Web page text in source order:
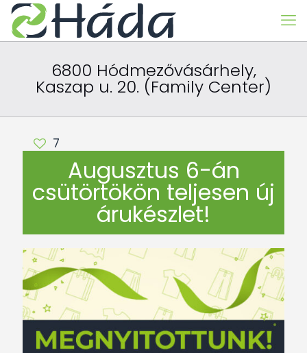
6800 Hódmezővásárhely,
Kaszap u. 20. (Family Center)
7
Augusztus 6-án
csütörtökön teljesen új
árukészlet!